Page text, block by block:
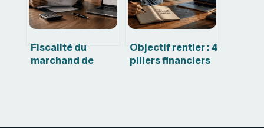
Fiscalité du
marchand de
Objectif rentier : 4
piliers financiers